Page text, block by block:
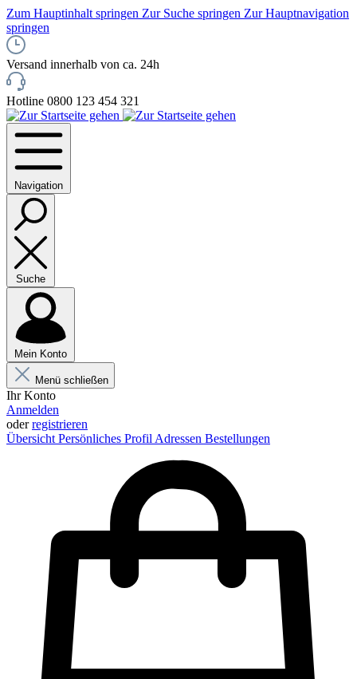
Zum Hauptinhalt springen Zur Suche springen Zur Hauptnavigation
springen
Versand innerhalb von ca. 24h
Hotline 0800 123 454 321
Navigation
Suche
Mein Konto
Menü schließen
Ihr Konto
Anmelden
oderregistrieren
Übersicht Persönliches Profil Adressen Bestellungen